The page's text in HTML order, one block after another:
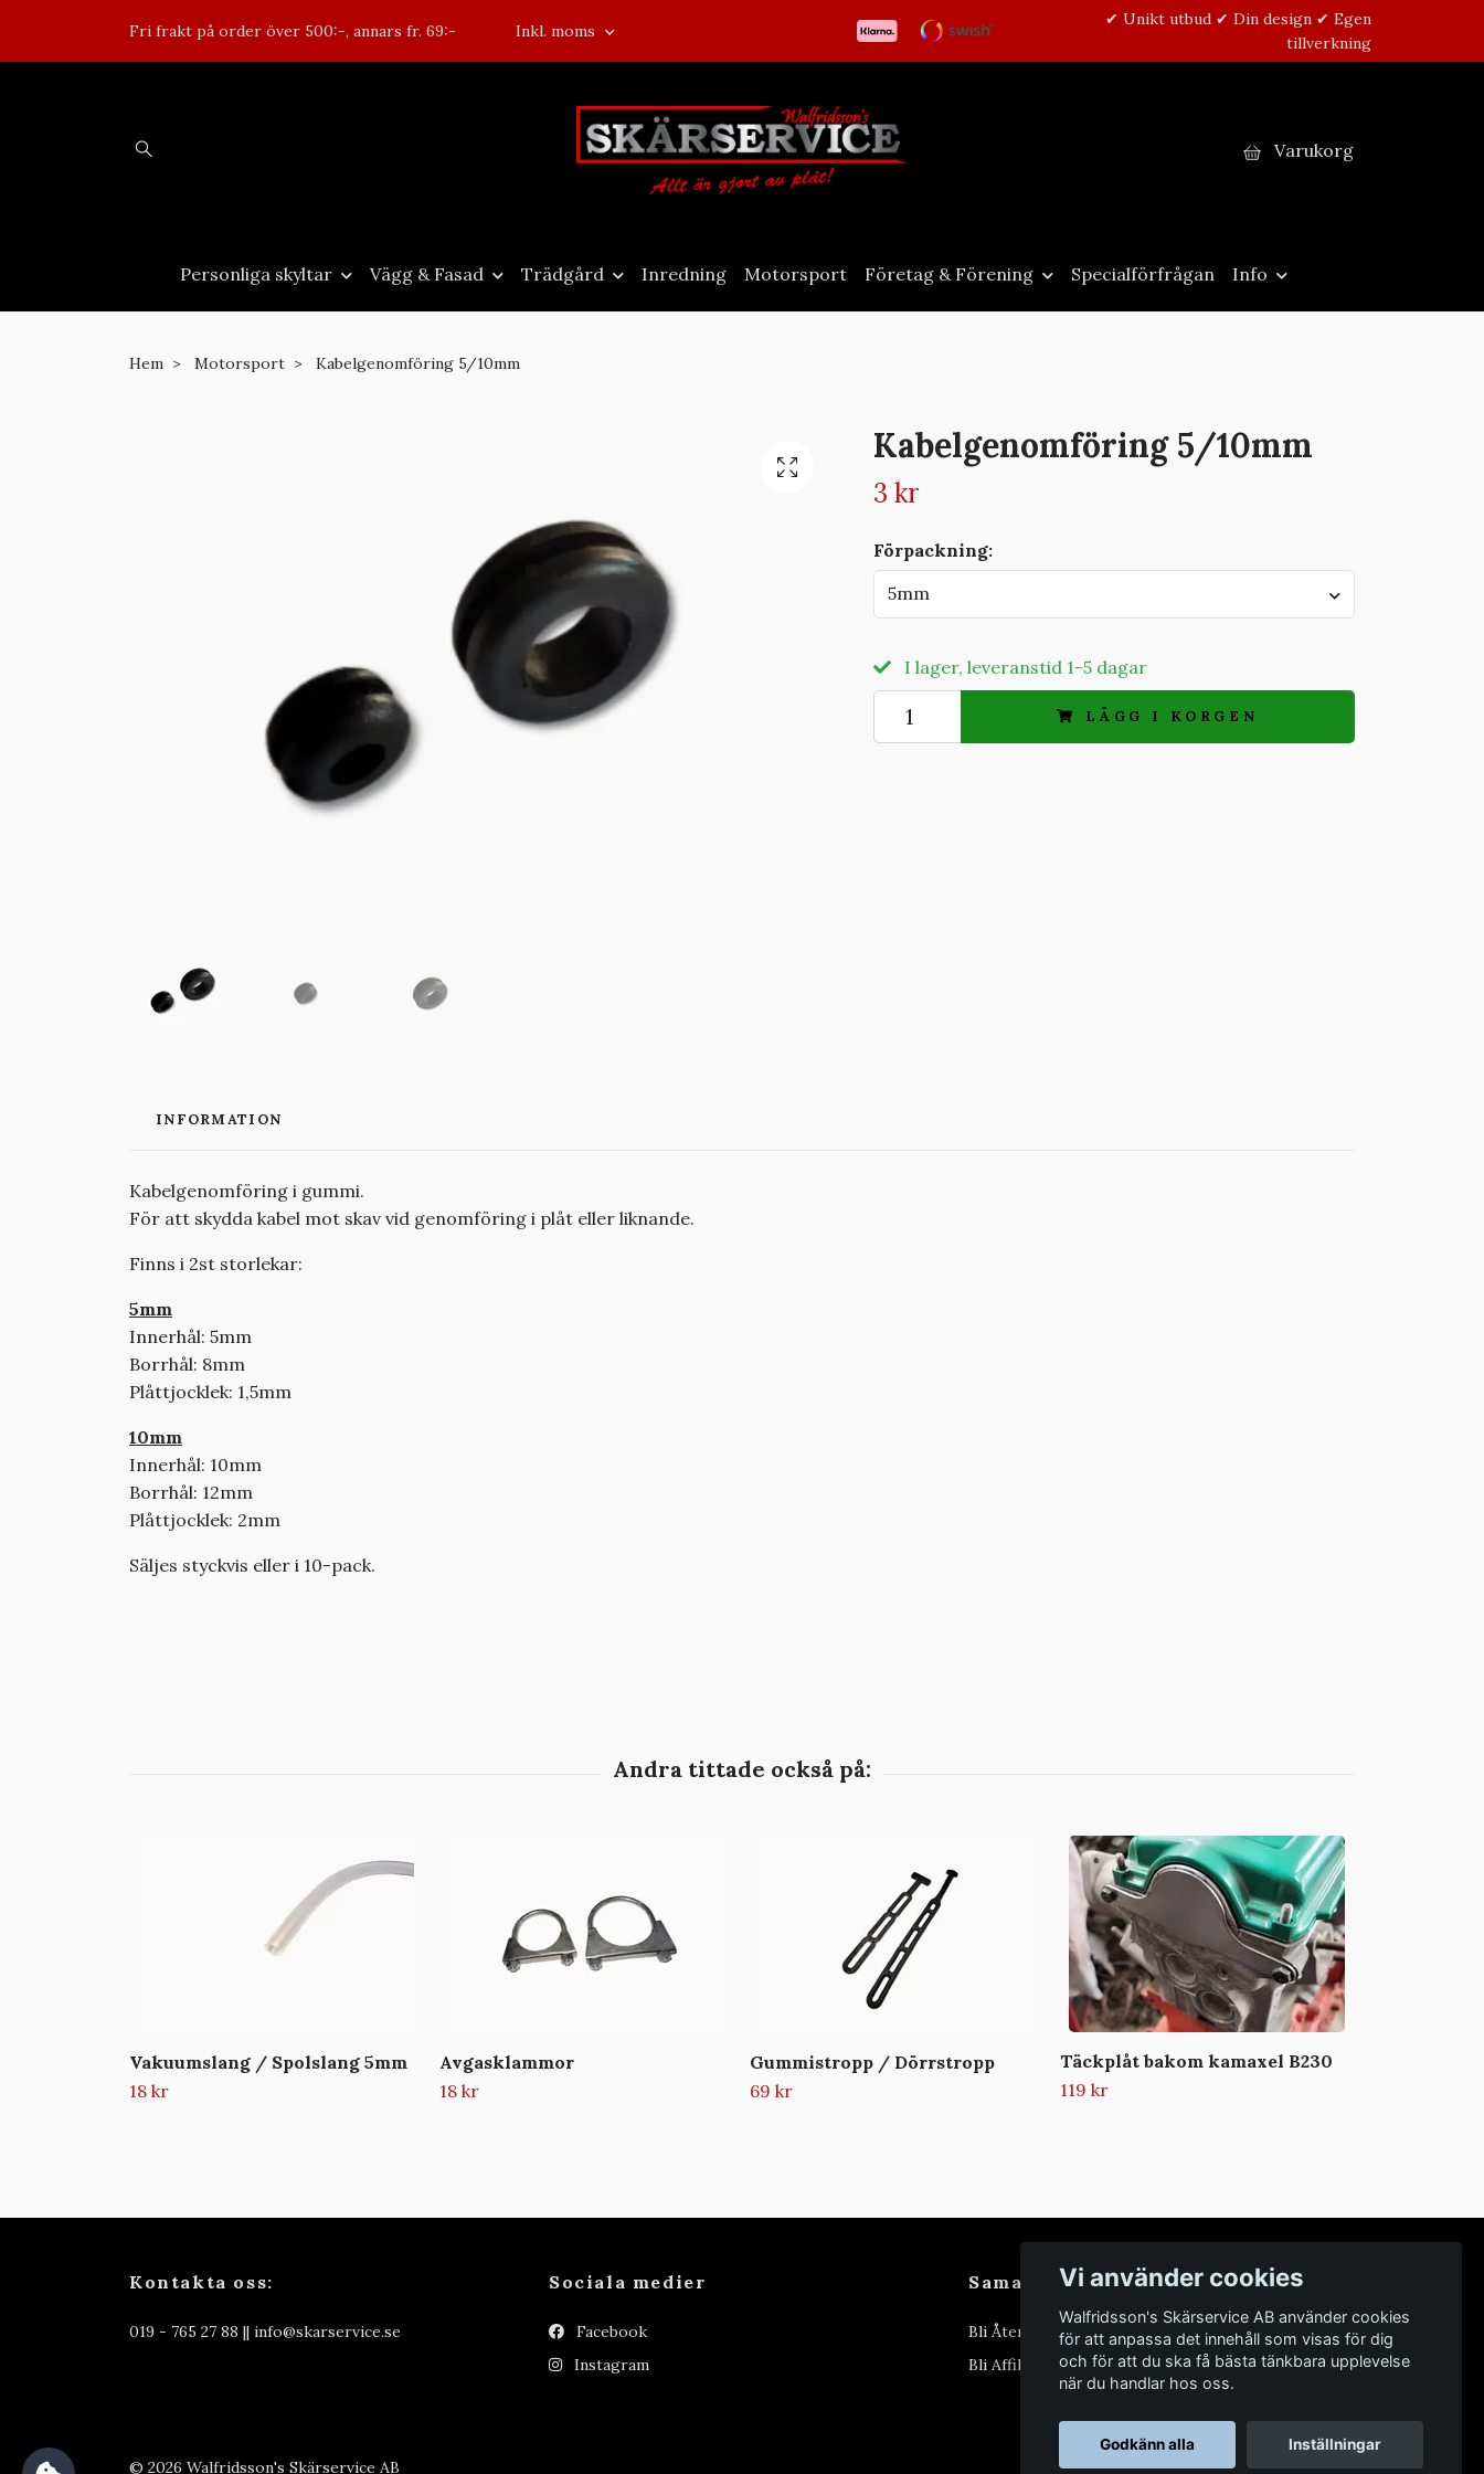
Fri frakt på order över 500:-, annars fr. 69:- Inkl. moms
✔ Unikt utbud ✔ Din design ✔ Egen
tillverkning
Varukorg
Personliga skyltar Vägg & Fasad Trädgård Inredning Motorsport Företag & Förening Specialförfrågan Info
Hem Motorsport Kabelgenomföring 5/10mm
Kabelgenomföring 5/10mm
3 kr
Förpackning:
5mm
I lager, leveranstid 1-5 dagar
LÄGG I KORGEN
INFORMATION
Kabelgenomföring i gummi.
För att skydda kabel mot skav vid genomföring i plåt eller liknande.
Finns i 2st storlekar:
5mm
Innerhål: 5mm
Borrhål: 8mm
Plåttjocklek: 1,5mm
10mm
Innerhål: 10mm
Borrhål: 12mm
Plåttjocklek: 2mm
Säljes styckvis eller i 10-pack.
Vakuumslang / Spolslang 5mm
18 kr
Avgasklammor
18 kr
Gummistropp / Dörrstropp
69 kr
Täckplåt bakom kamaxel B230
119 kr
Kontakta oss:
019 - 765 27 88 || info@skarservice.se
Sociala medier
Facebook
Instagram
Samarbeten
Bli Återförsäljare
Bli Affiliate
© 2026 Walfridsson's Skärservice AB
Vi använder cookies
Walfridsson's Skärservice AB använder cookies
för att anpassa det innehåll som visas för dig
och för att du ska få bästa tänkbara upplevelse
när du handlar hos oss.
Godkänn alla Inställningar